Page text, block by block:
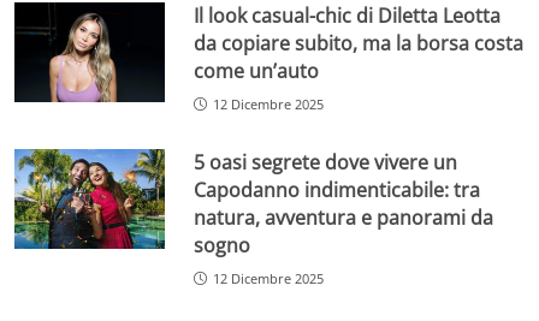
Il look casual-chic di Diletta Leotta
da copiare subito, ma la borsa costa
come un’auto
12 Dicembre 2025
5 oasi segrete dove vivere un
Capodanno indimenticabile: tra
natura, avventura e panorami da
sogno
12 Dicembre 2025